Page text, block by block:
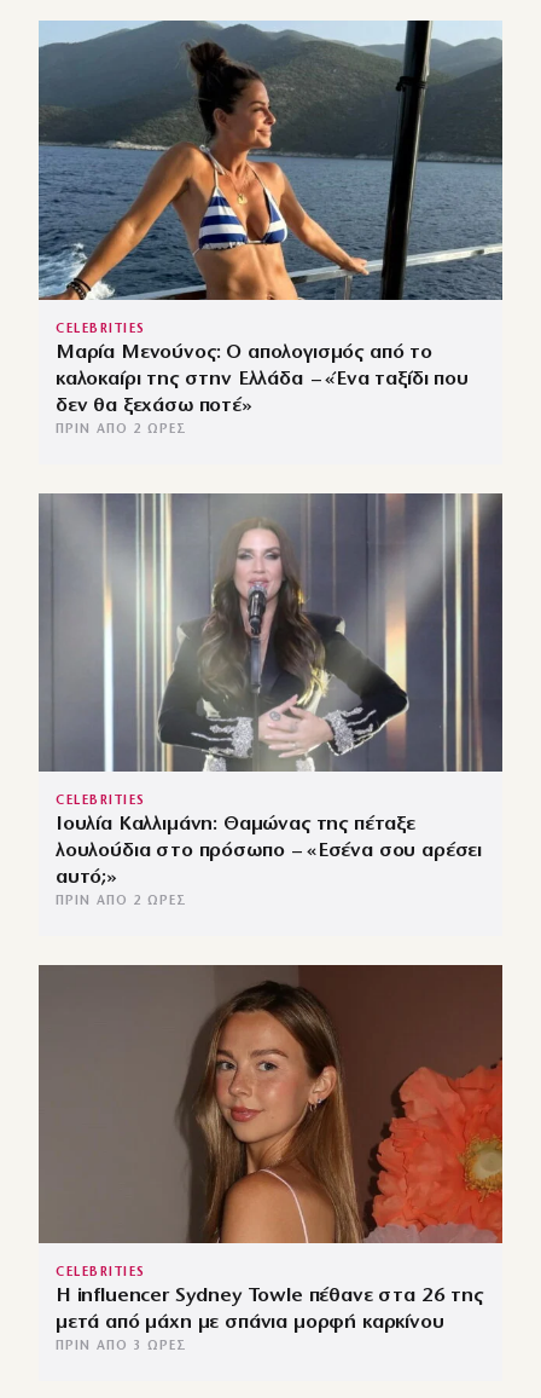
CELEBRITIES
Μαρία Μενούνος: Ο απολογισμός από το
καλοκαίρι της στην Ελλάδα – «Ένα ταξίδι που
δεν θα ξεχάσω ποτέ»
ΠΡΙΝ ΑΠΌ 2 ΏΡΕΣ
CELEBRITIES
Ιουλία Καλλιμάνη: Θαμώνας της πέταξε
λουλούδια στο πρόσωπο – «Εσένα σου αρέσει
αυτό;»
ΠΡΙΝ ΑΠΌ 2 ΏΡΕΣ
CELEBRITIES
Η influencer Sydney Towle πέθανε στα 26 της
μετά από μάχη με σπάνια μορφή καρκίνου
ΠΡΙΝ ΑΠΌ 3 ΏΡΕΣ